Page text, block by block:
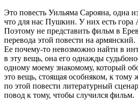
Это повесть Уильяма Сарояна, одна
что для нас Пушкин. У них есть гора
Поэтому не представить фильм в
перевода этой повести на
Ее почему-то невозможно найти в
в эту вещь, она его однажды
одному моему знакомому, который
это вещь, стоящая особняком, к тому
по этой повести литературный
повод к тому, чтобы случился фильм.